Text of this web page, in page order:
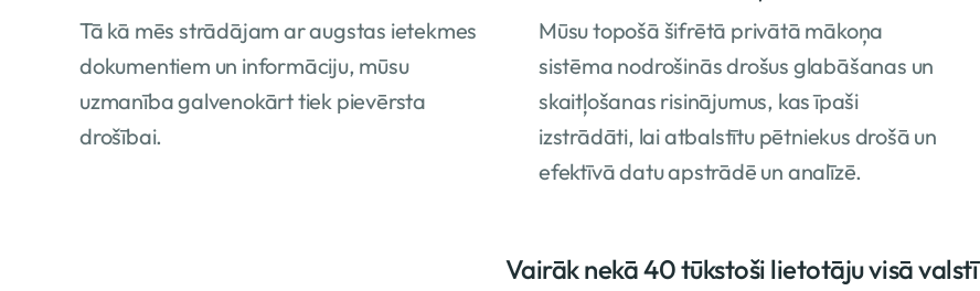
Tā kā mēs strādājam ar augstas ietekmes
dokumentiem un informāciju, mūsu
uzmanība galvenokārt tiek pievērsta
drošībai.
Mūsu topošā šifrētā privātā mākoņa
sistēma nodrošinās drošus glabāšanas un
skaitļošanas risinājumus, kas īpaši
izstrādāti, lai atbalstītu pētniekus drošā un
efektīvā datu apstrādē un analīzē.
Vairāk nekā 40 tūkstoši lietotāju visā valstī